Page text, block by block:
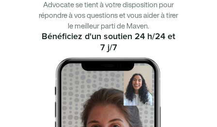
Advocate se tient à votre disposition pour
répondre à vos questions et vous aider à tirer
le meilleur parti de Maven.
Bénéficiez d'un soutien 24 h/24 et
7 j/7